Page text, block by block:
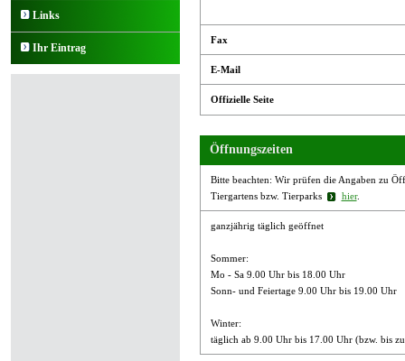
Links
Ihr Eintrag
Fax
E-Mail
Offizielle Seite
Öffnungszeiten
Bitte beachten: Wir prüfen die Angaben zu
Tiergartens bzw. Tierparks
hier.
ganzjährig täglich geöffnet
Sommer:
Mo - Sa 9.00 Uhr bis 18.00 Uhr
Sonn- und Feiertage 9.00 Uhr bis 19.00 Uhr
Winter:
täglich ab 9.00 Uhr bis 17.00 Uhr (bzw. bis